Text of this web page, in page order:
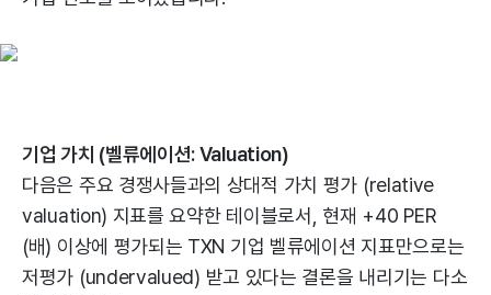
기업 가치 (벨류에이션: Valuation)
다음은 주요 경쟁사들과의 상대적 가치 평가 (relative
valuation) 지표를 요약한 테이블로서, 현재 +40 PER
(배) 이상에 평가되는 TXN 기업 벨류에이션 지표만으로는
저평가 (undervalued) 받고 있다는 결론을 내리기는 다소